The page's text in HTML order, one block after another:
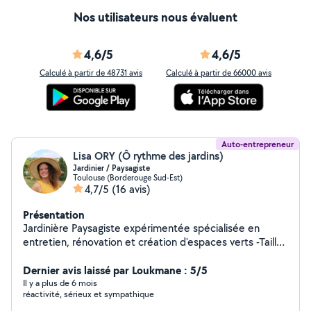
Nos utilisateurs nous évaluent
4,6/5
Calculé à partir de 48731 avis
4,6/5
Calculé à partir de 66000 avis
Auto-entrepreneur
Lisa ORY (Ô rythme des jardins)
Jardinier / Paysagiste
Toulouse (Borderouge Sud-Est)
4,7/5 (16 avis)
Présentation
Jardinière Paysagiste expérimentée spécialisée en
entretien, rénovation et création d'espaces verts -Taille
de massifs -Évacuation de déchets verts -Arrosage en
goutte à goutte et programmation -Scarification -
Preparation de terrain pour un engazonnement -Pose de
Dernier avis laissé par Loukmane : 5/5
Il y a plus de 6 mois
réactivité, sérieux et sympathique